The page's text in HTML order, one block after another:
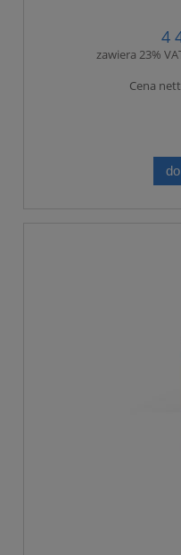
4
zawiera 23%
Cena